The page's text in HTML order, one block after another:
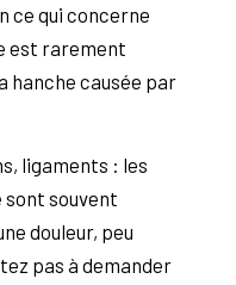
ce qui concerne
est rarement
hanche causée par
ligaments : les
souvent
douleur, peu
pas à demander